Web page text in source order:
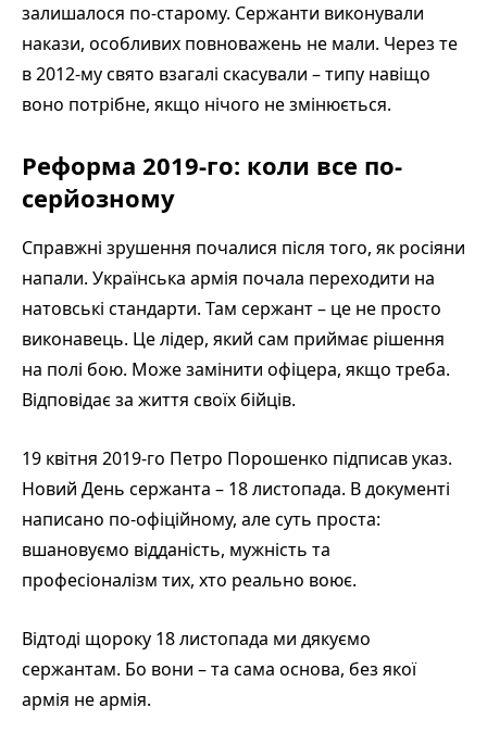
залишалося по-старому. Сержанти виконували
накази, особливих повноважень не мали. Через те
в 2012-му свято взагалі скасували – типу навіщо
воно потрібне, якщо нічого не змінюється.
Реформа 2019-го: коли все по-
серйозному
Справжні зрушення почалися після того, як росіяни
напали. Українська армія почала переходити на
натовські стандарти. Там сержант – це не просто
виконавець. Це лідер, який сам приймає рішення
на полі бою. Може замінити офіцера, якщо треба.
Відповідає за життя своїх бійців.
19 квітня 2019-го Петро Порошенко підписав указ.
Новий День сержанта – 18 листопада. В документі
написано по-офіційному, але суть проста:
вшановуємо відданість, мужність та
професіоналізм тих, хто реально воює.
Відтоді щороку 18 листопада ми дякуємо
сержантам. Бо вони – та сама основа, без якої
армія не армія.